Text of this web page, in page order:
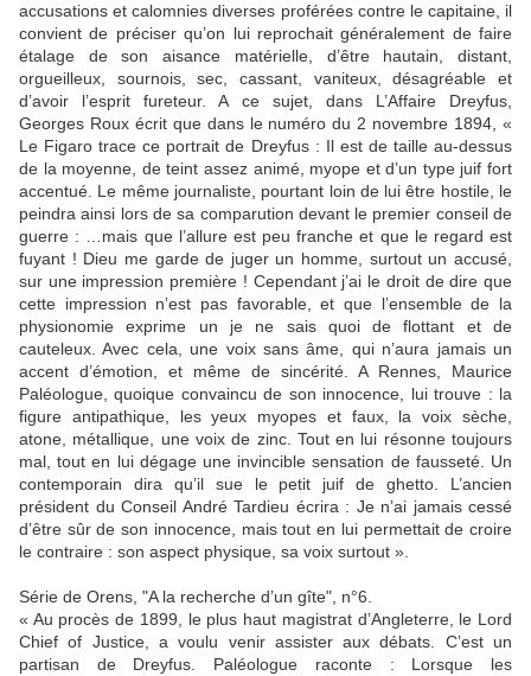
accusations et calomnies diverses proférées contre le capitaine, il
convient de préciser qu’on lui reprochait généralement de faire
étalage de son aisance matérielle, d’être hautain, distant,
orgueilleux, sournois, sec, cassant, vaniteux, désagréable et
d’avoir l’esprit fureteur. A ce sujet, dans L’Affaire Dreyfus,
Georges Roux écrit que dans le numéro du 2 novembre 1894, «
Le Figaro trace ce portrait de Dreyfus : Il est de taille au-dessus
de la moyenne, de teint assez animé, myope et d’un type juif fort
accentué. Le même journaliste, pourtant loin de lui être hostile, le
peindra ainsi lors de sa comparution devant le premier conseil de
guerre : …mais que l’allure est peu franche et que le regard est
fuyant ! Dieu me garde de juger un homme, surtout un accusé,
sur une impression première ! Cependant j’ai le droit de dire que
cette impression n’est pas favorable, et que l’ensemble de la
physionomie exprime un je ne sais quoi de flottant et de
cauteleux. Avec cela, une voix sans âme, qui n’aura jamais un
accent d’émotion, et même de sincérité. A Rennes, Maurice
Paléologue, quoique convaincu de son innocence, lui trouve : la
figure antipathique, les yeux myopes et faux, la voix sèche,
atone, métallique, une voix de zinc. Tout en lui résonne toujours
mal, tout en lui dégage une invincible sensation de fausseté. Un
contemporain dira qu’il sue le petit juif de ghetto. L’ancien
président du Conseil André Tardieu écrira : Je n’ai jamais cessé
d’être sûr de son innocence, mais tout en lui permettait de croire
le contraire : son aspect physique, sa voix surtout ».
Série de Orens, "A la recherche d’un gîte", n°6.
« Au procès de 1899, le plus haut magistrat d’Angleterre, le Lord
Chief of Justice, a voulu venir assister aux débats. C’est un
partisan de Dreyfus. Paléologue raconte : Lorsque les